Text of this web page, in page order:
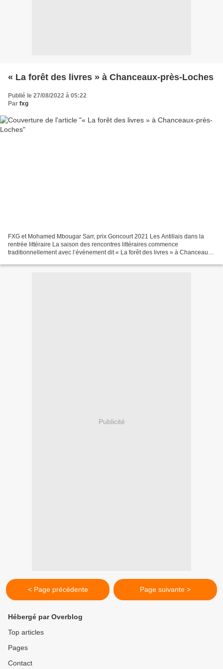
« La forêt des livres » à Chanceaux-près-Loches
Publié le 27/08/2022 à 05:22
Par fxg
FXG et Mohamed Mbougar Sarr, prix Goncourt 2021 Les Antillais dans la
rentrée littéraire La saison des rencontres littéraires commence
traditionnellement avec l’événement dit « La forêt des livres » à Chanceaux-
Publicité
< Page précédente Page suivante >
Hébergé par Overblog
Top articles
Pages
Contact